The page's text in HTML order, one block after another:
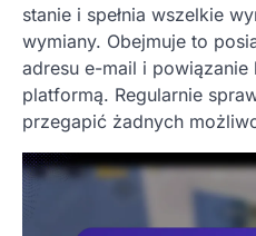
stanie i spełnia wszelkie
wymiany. Obejmuje to
adresu e-mail i
platformą. Regularnie
przegapić żadnych